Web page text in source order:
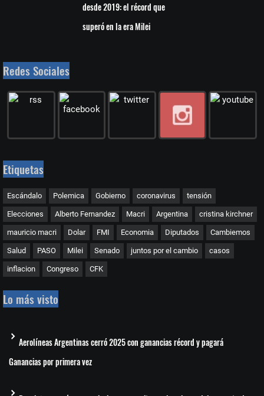
desde 2019: el récord que
superó en la era Milei
Redes Sociales
Etiquetas
Escándalo Polemica Gobierno coronavirus tensión
Elecciones Alberto Fernandez Macri Argentina cristina kirchner
mauricio macri Dolar FMI Economia Diputados Cambiemos
Salud PASO Milei Senado juntos por el cambio casos
inflacion Congreso CFK
Lo más visto
Aerolíneas Argentinas cerró 2025 con ganancias récord y pagará
Ganancias por primera vez